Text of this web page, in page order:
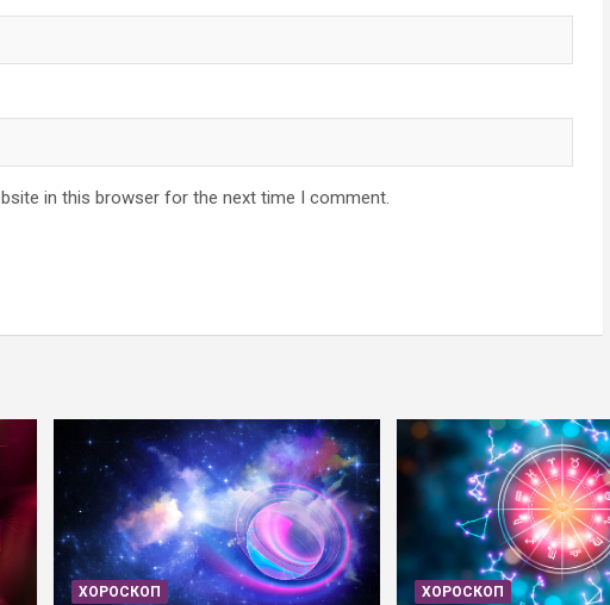
in this browser for the next time I comment.
ХОРОСКОП ХОРОСКОП